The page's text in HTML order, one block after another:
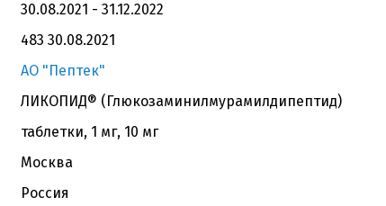
30.08.2021 - 31.12.2022
483 30.08.2021
АО "Пептек"
ЛИКОПИД® (Глюкозаминилмурамилдипептид)
таблетки, 1 мг, 10 мг
Москва
Россия